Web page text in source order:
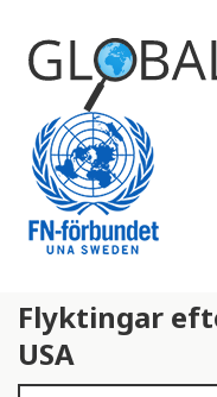
Flyktingar
USA